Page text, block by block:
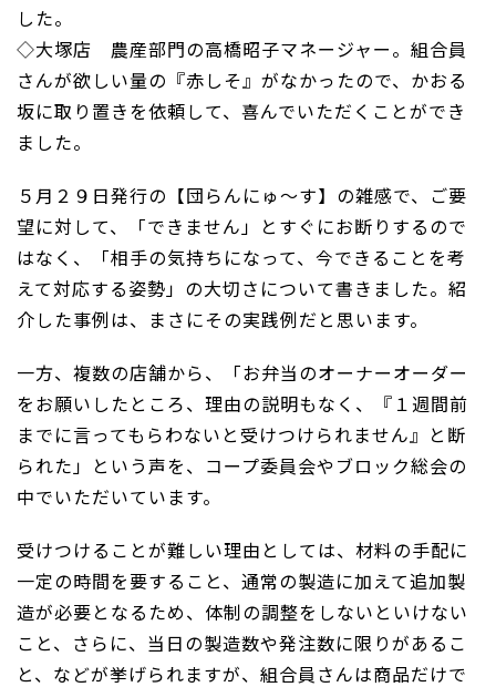
した。
◇大塚店 農産部門の高橋昭子マネージャー。組合員
さんが欲しい量の『赤しそ』がなかったので、かおる
坂に取り置きを依頼して、喜んでいただくことができ
ました。
５月２９日発行の【団らんにゅ～す】の雑感で、ご要
望に対して、「できません」とすぐにお断りするので
はなく、「相手の気持ちになって、今できることを考
えて対応する姿勢」の大切さについて書きました。紹
介した事例は、まさにその実践例だと思います。
一方、複数の店舗から、「お弁当のオーナーオーダー
をお願いしたところ、理由の説明もなく、『１週間前
までに言ってもらわないと受けつけられません』と断
られた」という声を、コープ委員会やブロック総会の
中でいただいています。
受けつけることが難しい理由としては、材料の手配に
一定の時間を要すること、通常の製造に加えて追加製
造が必要となるため、体制の調整をしないといけない
こと、さらに、当日の製造数や発注数に限りがあるこ
と、などが挙げられますが、組合員さんは商品だけで